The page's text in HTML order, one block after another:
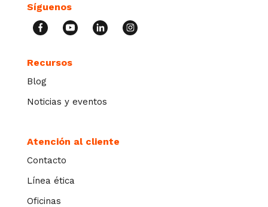
Síguenos
Recursos
Blog
Noticias y eventos
Atención al cliente
Contacto
Línea ética
Oficinas